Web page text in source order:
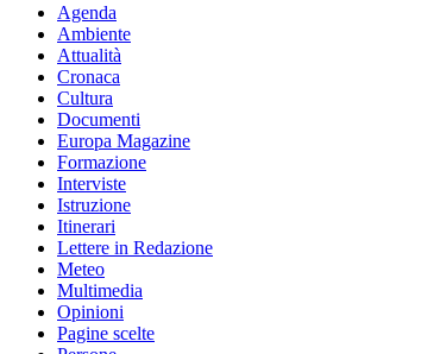
Agenda
Ambiente
Attualità
Cronaca
Cultura
Documenti
Europa Magazine
Formazione
Interviste
Istruzione
Itinerari
Lettere in Redazione
Meteo
Multimedia
Opinioni
Pagine scelte